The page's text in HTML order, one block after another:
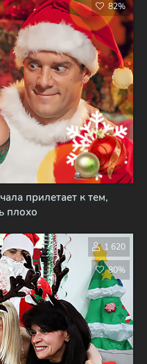
прилетает к тем,
плохо
82%
1 620
80%